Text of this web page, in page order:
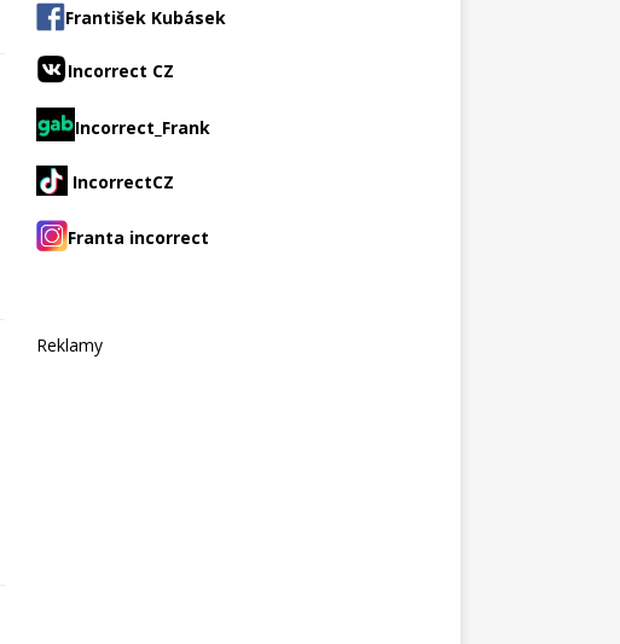
František Kubásek
Incorrect CZ
Incorrect_Frank
IncorrectCZ
Franta incorrect
Reklamy